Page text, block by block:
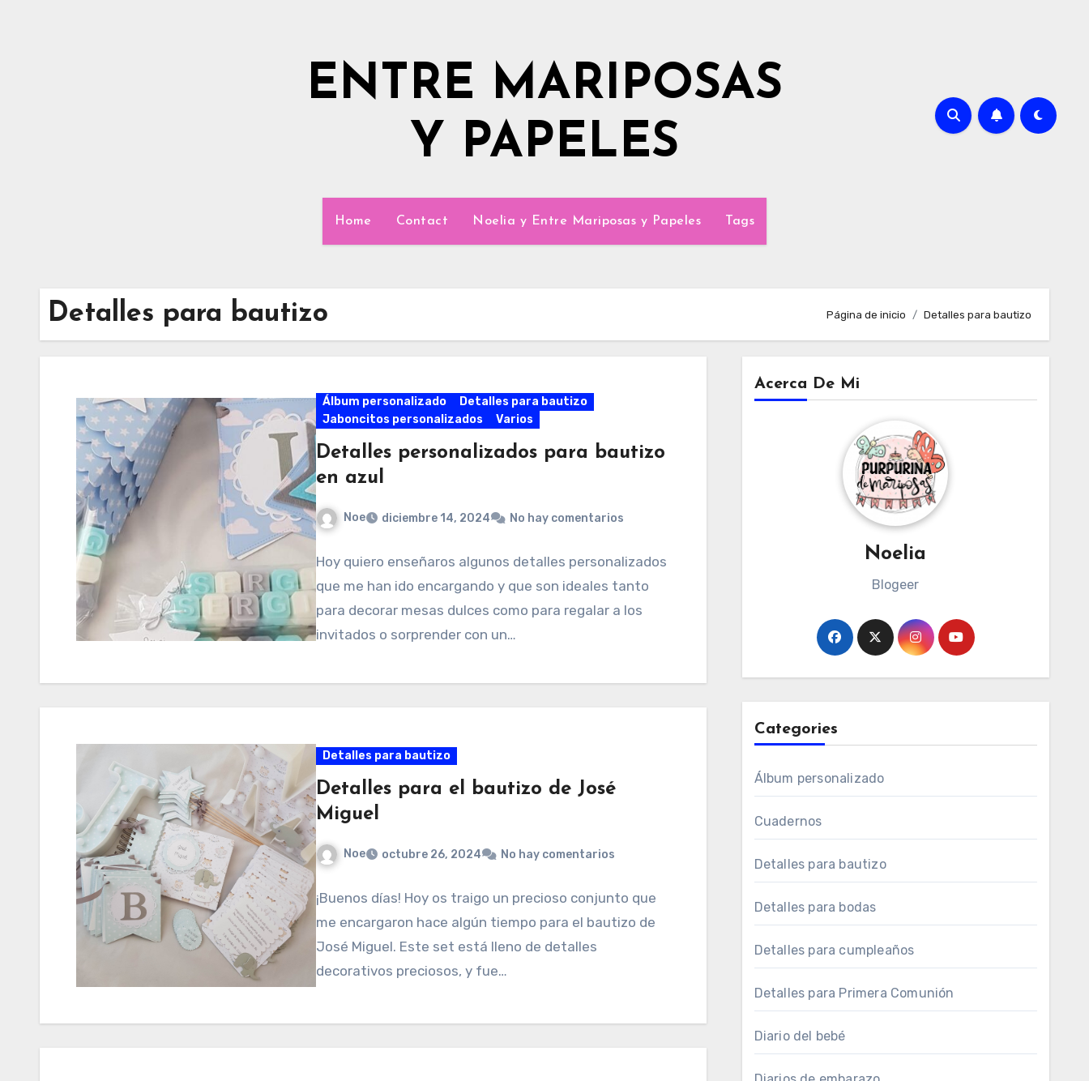
ENTRE MARIPOSAS
Y PAPELES
Home Contact Noelia y Entre Mariposas y Papeles Tags
Detalles para bautizo Página de inicio Detalles para bautizo
Álbum personalizado
Detalles para bautizo
Jaboncitos personalizados
Varios
Detalles personalizados para bautizo
en azul
Noe diciembre 14, 2024 No hay comentarios
Hoy quiero enseñaros algunos detalles personalizados
que me han ido encargando y que son ideales tanto
para decorar mesas dulces como para regalar a los
invitados o sorprender con un…
Detalles para bautizo
Detalles para el bautizo de José
Miguel
Noe octubre 26, 2024 No hay comentarios
¡Buenos días! Hoy os traigo un precioso conjunto que
me encargaron hace algún tiempo para el bautizo de
José Miguel. Este set está lleno de detalles
decorativos preciosos, y fue…
Acerca De Mi
Noelia
Blogeer
Categories
Álbum personalizado
Cuadernos
Detalles para bautizo
Detalles para bodas
Detalles para cumpleaños
Detalles para Primera Comunión
Diario del bebé